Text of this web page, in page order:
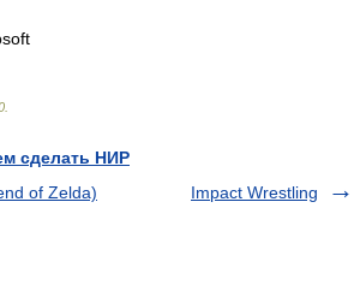
сделать НИР
of Zelda)
Impact Wrestling